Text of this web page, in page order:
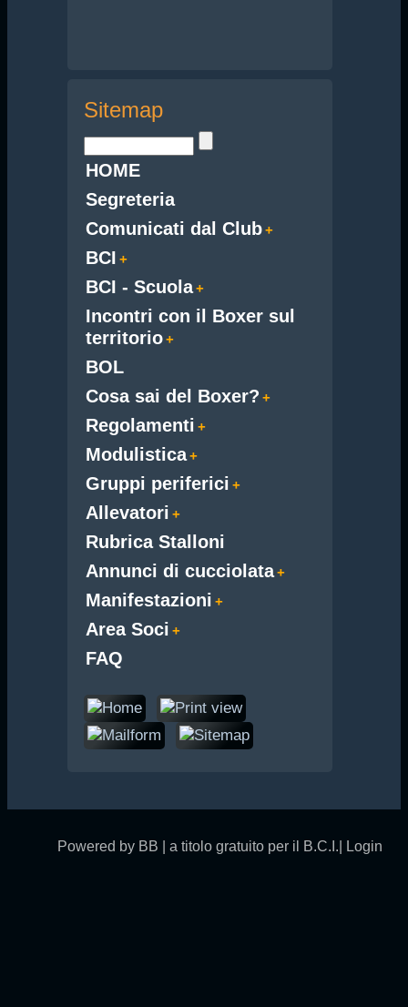
Sitemap
HOME
Segreteria
Comunicati dal Club
BCI
BCI - Scuola
Incontri con il Boxer sul
territorio
BOL
Cosa sai del Boxer?
Regolamenti
Modulistica
Gruppi periferici
Allevatori
Rubrica Stalloni
Annunci di cucciolata
Manifestazioni
Area Soci
FAQ
Powered by BB | a titolo gratuito per il B.C.I.| Login